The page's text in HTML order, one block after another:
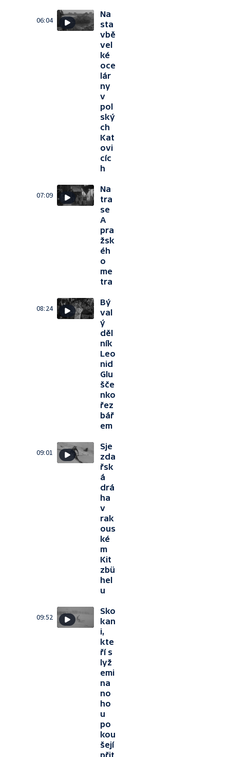
06:04
Na
sta
vbě
vel
ké
oce
lár
ny
v
pol
ský
ch
Kat
ovi
cíc
h
07:09
Na
tra
se
A
pra
žsk
éh
o
me
tra
08:24
Bý
val
ý
děl
ník
Leo
nid
Glu
šče
nko
řez
bář
em
09:01
Sje
zda
řsk
á
drá
ha
v
rak
ous
ké
m
Kit
zbü
hel
u
09:52
Sko
kan
i,
kte
ří s
lyž
emi
na
no
ho
u
po
kou
šejí
přit